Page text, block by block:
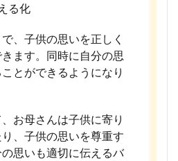
る化
、子供の思いを正しく
ます。同時に自分の思
とができるようになり
お母さんは子供に寄り
、子供の思いを尊重す
思いも適切に伝えるバ